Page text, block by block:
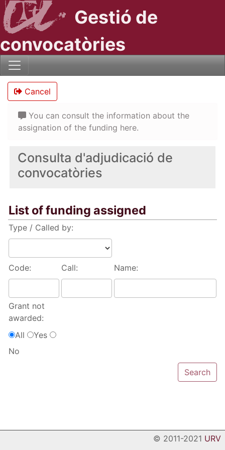
Gestió de
convocatòries
Consulta d'adjudicació de
convocatòries
List of funding assigned
Type / Called by:
Code: Call: Name:
Grant not
awarded:
All
Yes
No
Cancel
You can consult the information about the
assignation of the funding here.
© 2011-2021 URV